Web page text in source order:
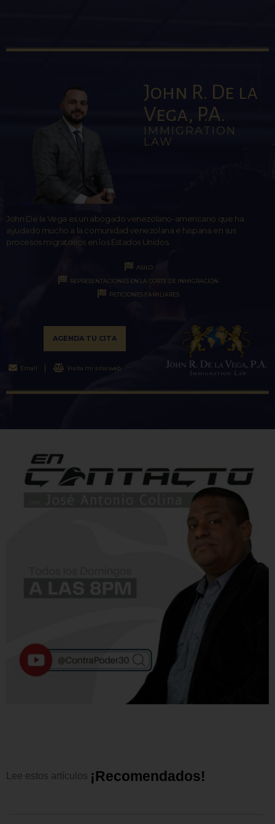
John R. De la
Vega, P.A.
IMMIGRATION
LAW
John De la Vega es un abogado venezolano-americano que ha
ayudado mucho a la comunidad venezolana e hispana en sus
procesos migratorios en los Estados Unidos.
ASILO
REPRESENTACIONES EN LA CORTE DE INMIGRACIÓN
PETICIONES FAMILIARES
AGENDA TU CITA
Email Visita mi sitio web
Lee estos artículos ¡Recomendados!